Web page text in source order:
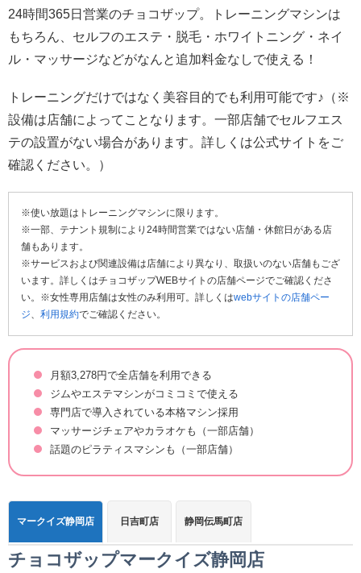
24時間365日営業のチョコザップ。トレーニングマシンは
もちろん、セルフのエステ・脱毛・ホワイトニング・ネイ
ル・マッサージなどがなんと追加料金なしで使える！
トレーニングだけではなく美容目的でも利用可能です♪（※
設備は店舗によってことなります。一部店舗でセルフエス
テの設置がない場合があります。詳しくは公式サイトをご
確認ください。）
※使い放題はトレーニングマシンに限ります。
※一部、テナント規制により24時間営業ではない店舗・休館日がある店
舗もあります。
※サービスおよび関連設備は店舗により異なり、取扱いのない店舗もござ
います。詳しくはチョコザップWEBサイトの店舗ページでご確認くださ
い。※女性専用店舗は女性のみ利用可。詳しくはwebサイトの店舗ペー
ジ、 利用規約でご確認ください。
月額3,278円で全店舗を利用できる
ジムやエステマシンがコミコミで使える
専門店で導入されている本格マシン採用
マッサージチェアやカラオケも（一部店舗）
話題のピラティスマシンも（一部店舗）
マークイズ静岡店 日吉町店 静岡伝馬町店
チョコザップマークイズ静岡店